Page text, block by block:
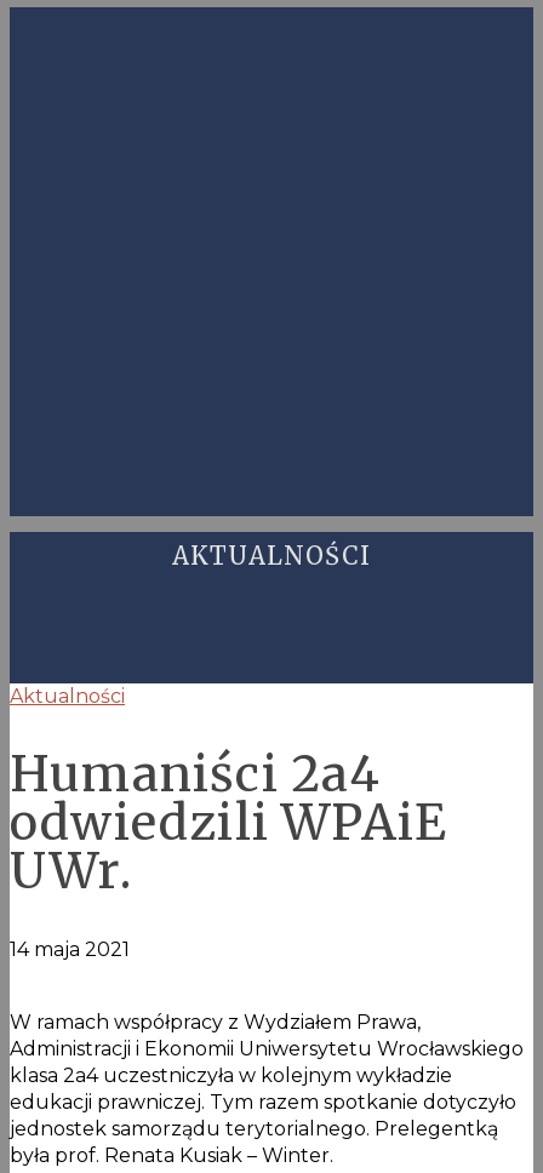
AKTUALNOŚCI
Aktualności
Humaniści 2a4
odwiedzili WPAiE
UWr.
14 maja 2021
W ramach współpracy z Wydziałem Prawa,
Administracji i Ekonomii Uniwersytetu Wrocławskiego
klasa 2a4 uczestniczyła w kolejnym wykładzie
edukacji prawniczej. Tym razem spotkanie dotyczyło
jednostek samorządu terytorialnego. Prelegentką
była prof. Renata Kusiak – Winter.